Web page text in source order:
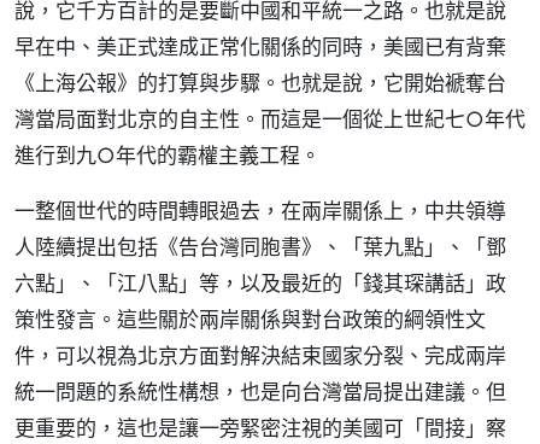
說，它千方百計的是要斷中國和平統一之路。也就是說
早在中、美正式達成正常化關係的同時，美國已有背棄
《上海公報》的打算與步驟。也就是說，它開始褫奪台
灣當局面對北京的自主性。而這是一個從上世紀七○年代
進行到九○年代的霸權主義工程。
一整個世代的時間轉眼過去，在兩岸關係上，中共領導
人陸續提出包括《告台灣同胞書》、「葉九點」、「鄧
六點」、「江八點」等，以及最近的「錢其琛講話」政
策性發言。這些關於兩岸關係與對台政策的綱領性文
件，可以視為北京方面對解決結束國家分裂、完成兩岸
統一問題的系統性構想，也是向台灣當局提出建議。但
更重要的，這也是讓一旁緊密注視的美國可「間接」察